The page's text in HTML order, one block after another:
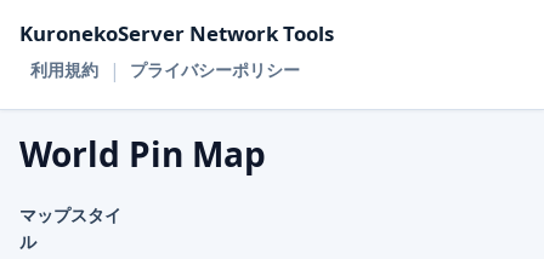
KuronekoServer Network Tools
利用規約 | プライバシーポリシー
World Pin Map
マップスタイ
ル